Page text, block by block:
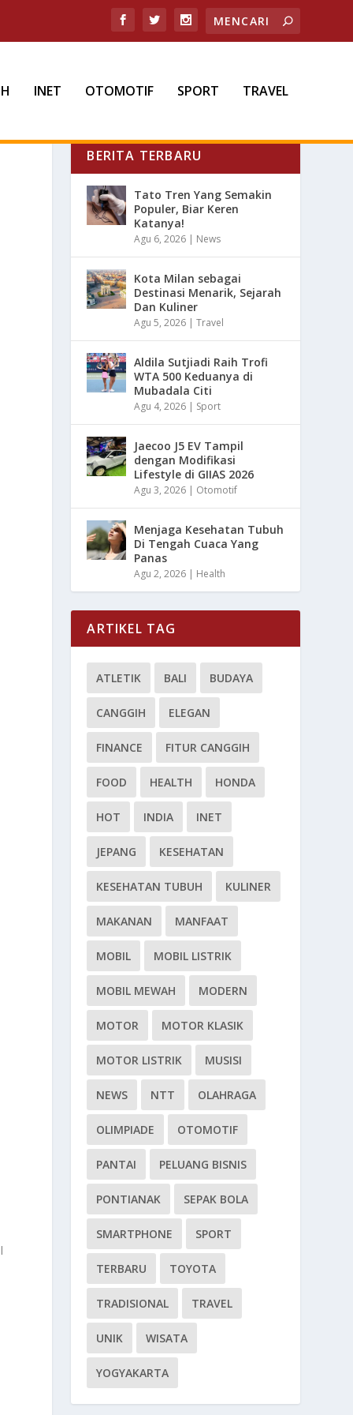
INET OTOMOTIF SPORT TRAVEL
BERITA TERBARU
Tato Tren Yang Semakin
Populer, Biar Keren
Katanya!
Agu 6, 2026 | News
Kota Milan sebagai
Destinasi Menarik, Sejarah
Dan Kuliner
Agu 5, 2026 |Travel
Aldila Sutjiadi Raih Trofi
WTA 500 Keduanya di
Mubadala Citi
Agu 4, 2026 | Sport
Jaecoo J5 EV Tampil
dengan Modifikasi
Lifestyle di GIIAS 2026
Agu 3, 2026 | Otomotif
Menjaga Kesehatan Tubuh
Di Tengah Cuaca Yang
Panas
Agu 2, 2026 | Health
ARTIKEL TAG
ATLETIK BALI BUDAYA
CANGGIH ELEGAN
FINANCE FITUR CANGGIH
FOOD HEALTH HONDA
HOT INDIA INET
JEPANG KESEHATAN
KESEHATAN TUBUH KULINER
MAKANAN MANFAAT
MOBIL MOBIL LISTRIK
MOBIL MEWAH MODERN
MOTOR MOTOR KLASIK
MOTOR LISTRIK MUSISI
NEWS NTT OLAHRAGA
OLIMPIADE OTOMOTIF
PANTAI PELUANG BISNIS
PONTIANAK SEPAK BOLA
SMARTPHONE SPORT
TERBARU TOYOTA
TRADISIONAL TRAVEL
UNIK WISATA
YOGYAKARTA